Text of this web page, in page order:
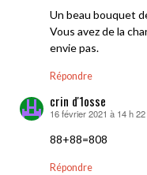
Un beau bouquet
Vous avez de la
envie pas.
Répondre
crin d'1osse
dit :
16 février 2021 à 14 h
88+88=808
Répondre